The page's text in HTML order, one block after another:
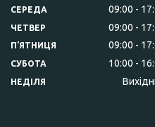
СЕРЕДА 09:00
ЧЕТВЕР 09:00
ПʼЯТНИЦЯ 09:00
СУБОТА 10:00
НЕДІЛЯ